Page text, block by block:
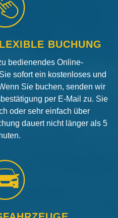
BUCHUNG
bedienendes Online-
sofort ein kostenloses und
Sie buchen, senden wir
per E-Mail zu. Sie
oder sehr einfach über
dauert nicht länger als 5